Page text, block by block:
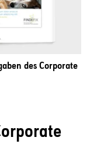
des Corporate